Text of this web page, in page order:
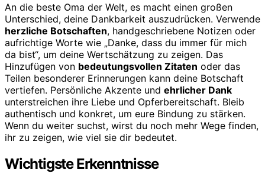
An die beste Oma der Welt, es macht einen großen
Unterschied, deine Dankbarkeit auszudrücken. Verwende
herzliche Botschaften, handgeschriebene Notizen oder
aufrichtige Worte wie „Danke, dass du immer für mich
da bist“, um deine Wertschätzung zu zeigen. Das
Hinzufügen von bedeutungsvollen Zitaten oder das
Teilen besonderer Erinnerungen kann deine Botschaft
vertiefen. Persönliche Akzente und ehrlicher Dank
unterstreichen ihre Liebe und Opferbereitschaft. Bleib
authentisch und konkret, um eure Bindung zu stärken.
Wenn du weiter suchst, wirst du noch mehr Wege finden,
ihr zu zeigen, wie viel sie dir bedeutet.
Wichtigste Erkenntnisse